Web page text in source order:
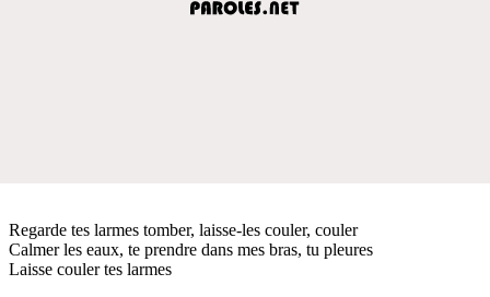
Regarde tes larmes tomber, laisse-les couler, couler
Calmer les eaux, te prendre dans mes bras, tu pleures
Laisse couler tes larmes